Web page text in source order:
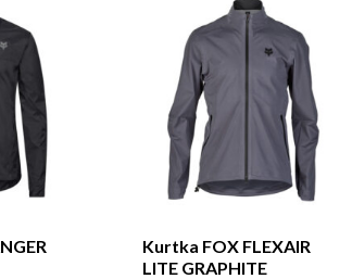
Kurtka FOX FLEXAIR
LITE GRAPHITE